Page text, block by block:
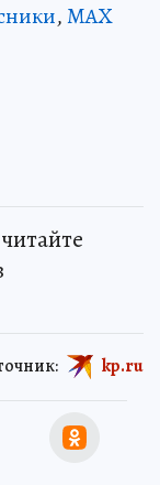
,MAX
kp.ru